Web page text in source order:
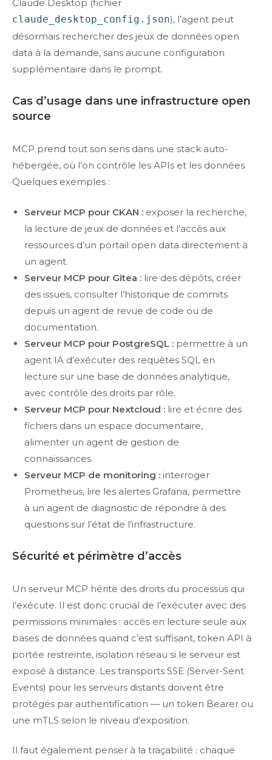
Claude Desktop (fichier
claude_desktop_config.json), l’agent peut
désormais rechercher des jeux de données open
data à la demande, sans aucune configuration
supplémentaire dans le prompt.
Cas d’usage dans une infrastructure open
source
MCP prend tout son sens dans une stack auto-
hébergée, où l’on contrôle les APIs et les données.
Quelques exemples :
Serveur MCP pour CKAN : exposer la recherche,
la lecture de jeux de données et l’accès aux
ressources d’un portail open data directement à
un agent.
Serveur MCP pour Gitea : lire des dépôts, créer
des issues, consulter l’historique de commits
depuis un agent de revue de code ou de
documentation.
Serveur MCP pour PostgreSQL : permettre à un
agent IA d’exécuter des requêtes SQL en
lecture sur une base de données analytique,
avec contrôle des droits par rôle.
Serveur MCP pour Nextcloud : lire et écrire des
fichiers dans un espace documentaire,
alimenter un agent de gestion de
connaissances.
Serveur MCP de monitoring : interroger
Prometheus, lire les alertes Grafana, permettre
à un agent de diagnostic de répondre à des
questions sur l’état de l’infrastructure.
Sécurité et périmètre d’accès
Un serveur MCP hérite des droits du processus qui
l’exécute. Il est donc crucial de l’exécuter avec des
permissions minimales : accès en lecture seule aux
bases de données quand c’est suffisant, token API à
portée restreinte, isolation réseau si le serveur est
exposé à distance. Les transports SSE (Server-Sent
Events) pour les serveurs distants doivent être
protégés par authentification — un token Bearer ou
une mTLS selon le niveau d’exposition.
Il faut également penser à la traçabilité : chaque